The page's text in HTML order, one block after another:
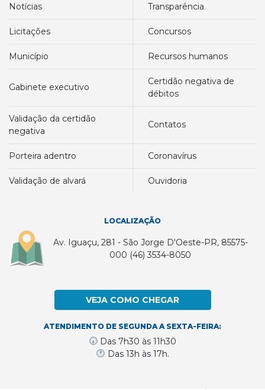
notícias transparência
licitações concursos
município recursos humanos
gabinete executivo
certidão negativa de
débitos
validação da certidão
negativa
contatos
porteira adentro coronavírus
validação de alvará ouvidoria
LOCALIZAÇÃO
Av. Iguaçu, 281 - São Jorge D'Oeste-PR, 85575-
000 (46) 3534-8050
VEJA COMO CHEGAR
ATENDIMENTO DE SEGUNDA A SEXTA-FEIRA:
Das 7h30 às 11h30
Das 13h às 17h.